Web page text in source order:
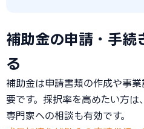
補助金の申請・手続
る
補助金は申請書類の作成や事
要です。採択率を高めたい方
専門家への相談も有効です。